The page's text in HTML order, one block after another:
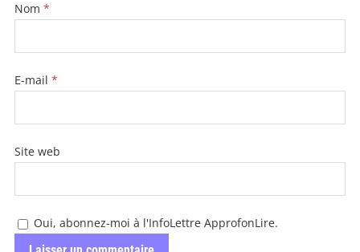
Nom *
E-mail *
Site web
Oui, abonnez-moi à l'InfoLettre ApprofonLire.